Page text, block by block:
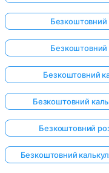
Безкоштовний
Безкоштовний
Безкоштовний
Безкоштовний
Безкоштовний
Безкоштовний